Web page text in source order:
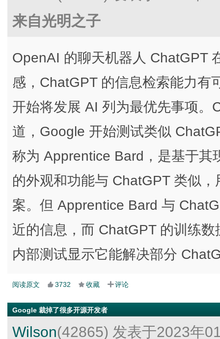
来自光明之子
OpenAI 的聊天机器人 ChatGPT
感，ChatGPT 的信息检索能力有
开始将发展 AI 列为最优先事项。
道，Google 开始测试类似
称为 Apprentice Bard，是基于其
的外观和功能与 ChatGPT 类似
案。但 Apprentice Bard 与
近的信息，而 ChatGPT 的训练
内部测试显示它能解决部分
阅读原文 3732 收藏 评论
Google 裁掉了很多开源开发者
Wilson(42865) 发表于2023年